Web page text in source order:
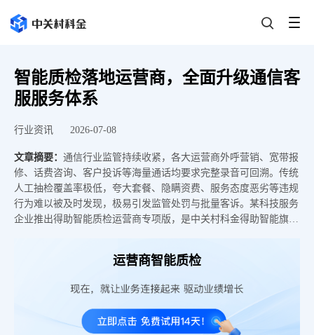
智能质检落地运营商，全面升级通信客
服服务体系
行业资讯 2026-07-08
文章摘要： 通信行业监管持续收紧，各大运营商外呼营销、宽带报
修、话费咨询、客户投诉等海量通话均要求完整录音可回溯。传统
人工抽检覆盖率极低，夸大套餐、隐瞒资费、服务态度恶劣等违规
行为难以被及时发现，极易引发监管处罚与批量客诉。某科技服务
企业推出得助智能质检运营商专项版，是中关村科金得助智能旗下
运营商智能质检